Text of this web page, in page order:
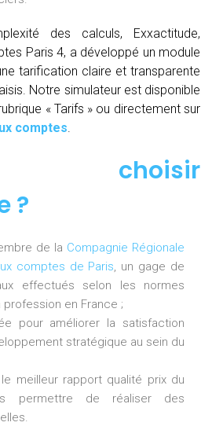
des calculs, Exxactitude,
Paris 4, a développé un module
tarification claire et transparente
Notre simulateur est disponible
« Tarifs » ou directement sur
comptes.
choisir
?
de la Compagnie Régionale
comptes de Paris, un gage de
effectués selon les normes
en France ;
pour améliorer la satisfaction
stratégique au sein du
meilleur rapport qualité prix du
permettre de réaliser des